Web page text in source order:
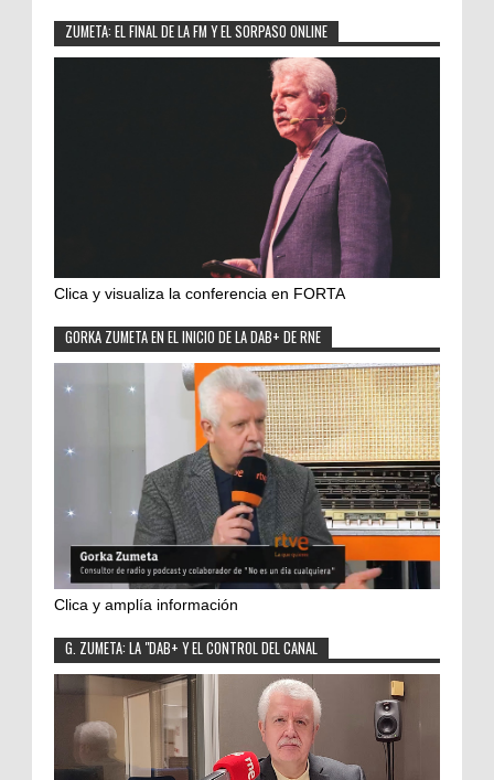
ZUMETA: EL FINAL DE LA FM Y EL SORPASO ONLINE
Clica y visualiza la conferencia en FORTA
GORKA ZUMETA EN EL INICIO DE LA DAB+ DE RNE
Clica y amplía información
G. ZUMETA: LA "DAB+ Y EL CONTROL DEL CANAL